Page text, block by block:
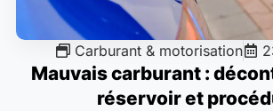
Carburant & motorisation
Mauvais carburant :
réservoir et